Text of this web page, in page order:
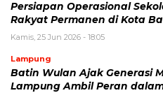
Persiapan Operasional
Rakyat Permanen di Kota
Kamis, 25 Jun 2026 - 18:05
Lampung
Batin Wulan Ajak Generasi
Lampung Ambil Peran